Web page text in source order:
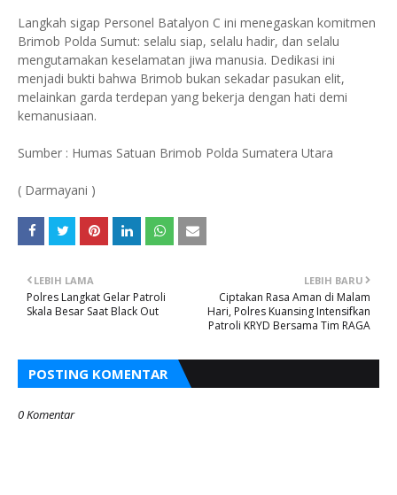
Langkah sigap Personel Batalyon C ini menegaskan komitmen
Brimob Polda Sumut: selalu siap, selalu hadir, dan selalu
mengutamakan keselamatan jiwa manusia. Dedikasi ini
menjadi bukti bahwa Brimob bukan sekadar pasukan elit,
melainkan garda terdepan yang bekerja dengan hati demi
kemanusiaan.
Sumber : Humas Satuan Brimob Polda Sumatera Utara
( Darmayani )
LEBIH BARU
Ciptakan Rasa Aman di Malam
Hari, Polres Kuansing Intensifkan
Patroli KRYD Bersama Tim RAGA
LEBIH LAMA
Polres Langkat Gelar Patroli
Skala Besar Saat Black Out
POSTING KOMENTAR
0 Komentar